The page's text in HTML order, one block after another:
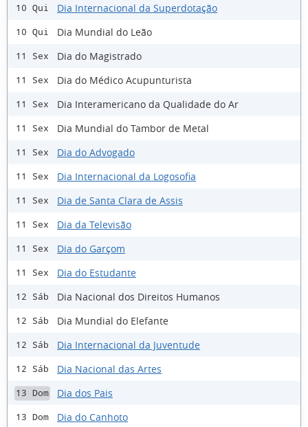
10 Qui Dia Internacional da Superdotação
10 Qui Dia Mundial do Leão
11 Sex Dia do Magistrado
11 Sex Dia do Médico Acupunturista
11 Sex Dia Interamericano da Qualidade do Ar
11 Sex Dia Mundial do Tambor de Metal
11 Sex Dia do Advogado
11 Sex Dia Internacional da Logosofia
11 Sex Dia de Santa Clara de Assis
11 Sex Dia da Televisão
11 Sex Dia do Garçom
11 Sex Dia do Estudante
12 Sáb Dia Nacional dos Direitos Humanos
12 Sáb Dia Mundial do Elefante
12 Sáb Dia Internacional da Juventude
12 Sáb Dia Nacional das Artes
13 Dom Dia dos Pais
13 Dom Dia do Canhoto